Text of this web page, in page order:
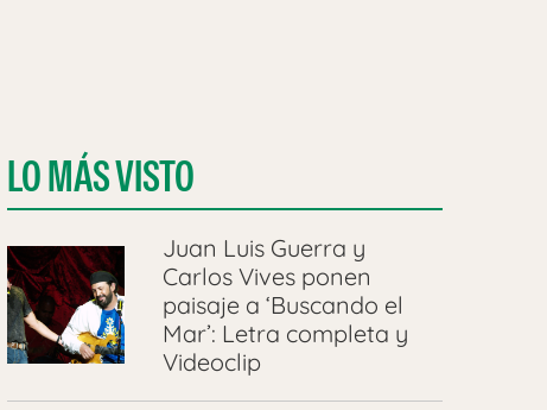
LO MÁS VISTO
Juan Luis Guerra y
Carlos Vives ponen
paisaje a ‘Buscando el
Mar’: Letra completa y
Videoclip